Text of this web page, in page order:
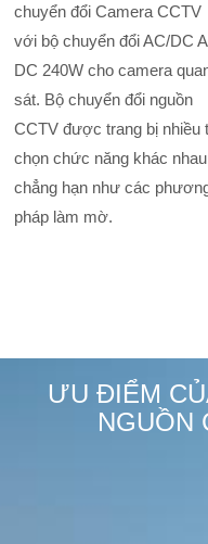
chuyển đổi Camera CCTV
với bộ chuyển đổi AC/DC
DC 240W cho camera
sát. Bộ chuyển đổi nguồn
CCTV được trang bị nhiều
chọn chức năng khác
chẳng hạn như các
pháp làm mờ.
ƯU ĐIỂM
NGUỒN